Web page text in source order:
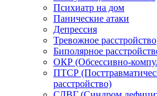
Психиатр на дом
Панические атаки
Депрессия
Тревожное расстройство
Биполярное
ОКР (Обсессивно-
ПТСР
расстройство)